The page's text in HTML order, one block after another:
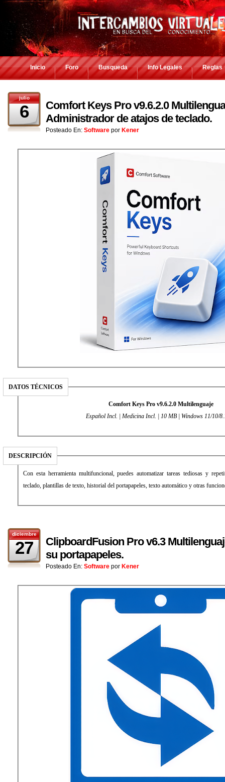
Inicio Foro Busqueda Info Legales Reglas
julio
6
Comfort Keys Pro v9.6.2.0
Administrador de atajos de teclado.
Posteado En: Software por Kener
DATOS TÉCNICOS
Comfort Keys Pro v9.6.2.0 Multilenguaje
Español Incl. | Medicina Incl. | 10 MB | Windows 11/10/
DESCRIPCIÓN
Con esta herramienta multifuncional, puedes automatizar tareas tediosas y
teclado, plantillas de texto, historial del portapapeles, texto automático y otras
diciembre
27
ClipboardFusion Pro v6.3
su portapapeles.
Posteado En: Software por Kener